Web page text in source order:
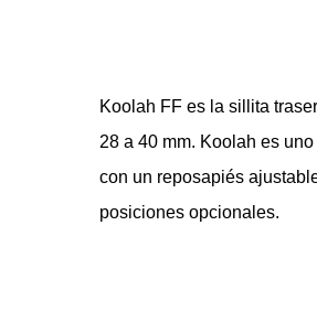
Koolah FF es la sillita
28 a 40 mm. Koolah es
con un reposapiés
posiciones opcionales.